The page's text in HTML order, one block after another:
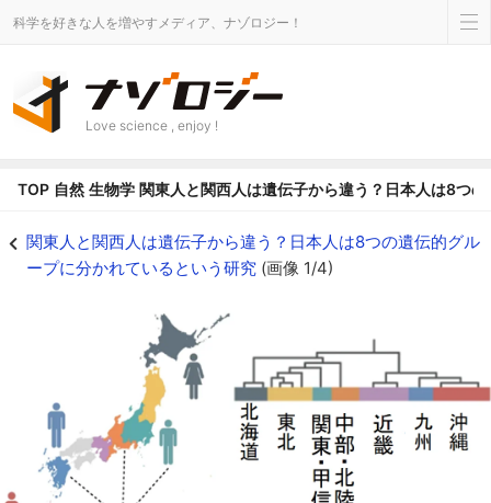
科学を好きな人を増やすメディア、ナゾロジー！
Love science , enjoy !
TOP 自然 生物学 関東人と関西人は遺伝子から違う？日本人は8つ
関東人と関西人は遺伝子から違う？日本人は8つの遺伝的グル
ープに分かれているという研究 (画像 1/4)